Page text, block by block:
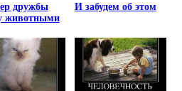
дружбы
животными
И забудем об этом